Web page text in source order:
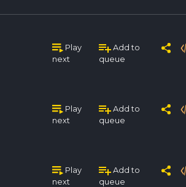
Play
next
Add to
queue
Play
next
Add to
queue
Play
next
Add to
queue